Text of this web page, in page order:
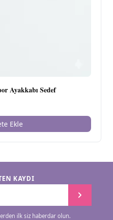
Ayakkabı Sedef
Ekle
KAYDI
ilk siz haberdar olun.